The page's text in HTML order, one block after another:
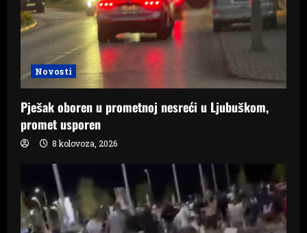
Novosti
Pješak oboren u prometnoj nesreći u Ljubuškom,
promet usporen
8 kolovoza, 2026